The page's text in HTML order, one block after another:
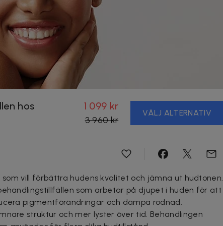
hos 1 099 kr
3 960 kr
VÄLJ ALTERNATIV
vill förbättra hudens kvalitet och jämna ut hudtonen.
som arbetar på djupet i huden för att
pigmentförändringar och dämpa rodnad.
struktur och mer lyster över tid. Behandlingen